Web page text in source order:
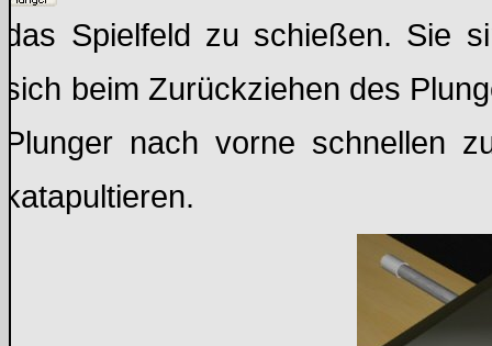
das Spielfeld zu schießen. Sie
sich beim Zurückziehen des
Plunger nach vorne schnellen
katapultieren.